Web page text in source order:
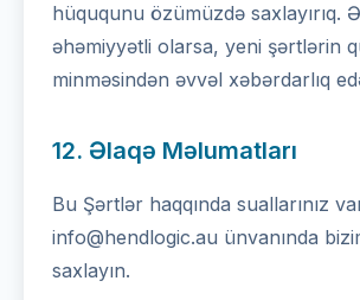
hüququnu özümüzdə saxlayırıq.
əhəmiyyətli olarsa, yeni şərtlərin
minməsindən əvvəl xəbərdarlıq
12. Əlaqə Məlumatları
Bu Şərtlər haqqında suallarınız
info@hendlogic.au ünvanında
saxlayın.